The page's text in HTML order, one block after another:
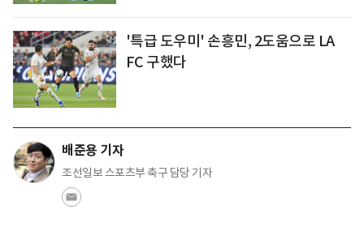
'특급 도우미' 손흥민, 2도움으로 LA
FC 구했다
배준용 기자
조선일보 스포츠부 축구 담당 기자